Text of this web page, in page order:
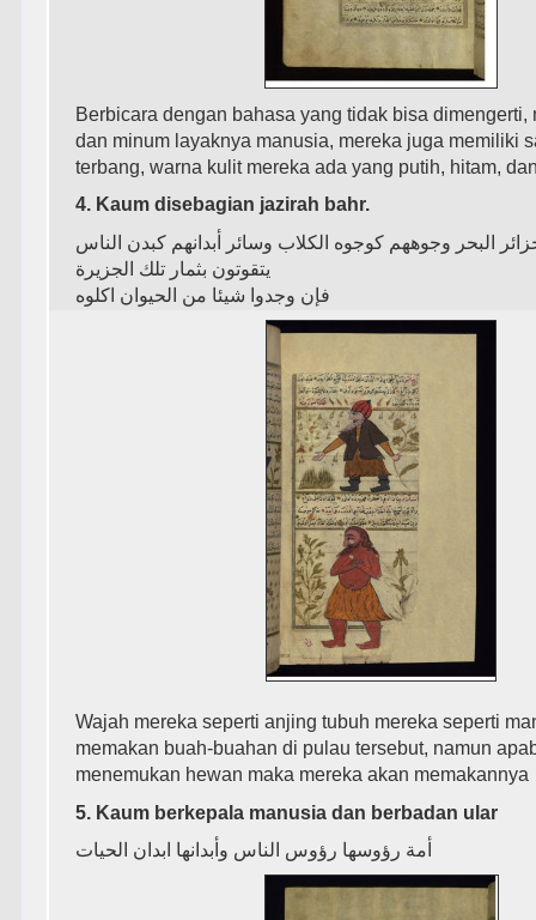
Berbicara dengan bahasa yang tidak bisa dimengerti,
dan minum layaknya manusia, mereka juga memiliki
terbang, warna kulit mereka ada yang putih, hitam,
4. Kaum disebagian jazirah bahr.
ﺍﻟﺒﺤﺮ ﻭﺟﻮﻫﻬﻢ ﻛﻮﺟﻮﻩ ﺍﻟﻜﻼﺏ ﻭﺳﺎﺋﺮ ﺃﺑﺪﺍﻧﻬﻢ ﻛﺒﺪﻥ ﺍﻟﻨﺎﺱ
ﻳﺘﻘﻮﺗﻮﻥ ﺑﺜﻤﺎﺭ ﺗﻠﻚ ﺍﻟﺠﺰﻳﺮﺓ
ﻓﺈﻥ ﻭﺟﺪﻭﺍ ﺷﻴﺌﺎ ﻣﻦ ﺍﻟﺤﻴﻮﺍﻥ ﺍﻛﻠﻮﻩ
Wajah mereka seperti anjing tubuh mereka seperti
memakan buah-buahan di pulau tersebut, namun
menemukan hewan maka mereka akan memakannya
5. Kaum berkepala manusia dan berbadan ular
ﺃﻣﺔ ﺭﺅﻭﺳﻬﺎ ﺭﺅﻭﺱ ﺍﻟﻨﺎﺱ ﻭﺃﺑﺪﺍﻧﻬﺎ ﺍﺑﺪﺍﻥ ﺍﻟﺤﻴﺎﺕ